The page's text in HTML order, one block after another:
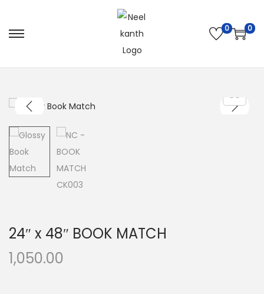
0 0
24″ x 48″ BOOK MATCH
1,050.00